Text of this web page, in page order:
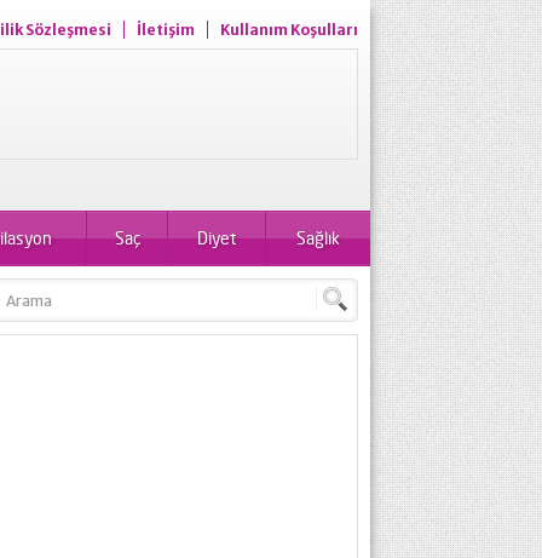
Sözleşmesi İletişim Kullanım Koşulları
Saç Diyet Sağlık